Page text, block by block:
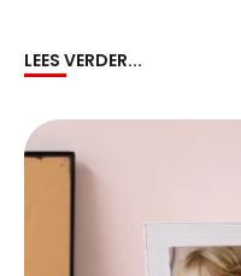
LEES VERDER...